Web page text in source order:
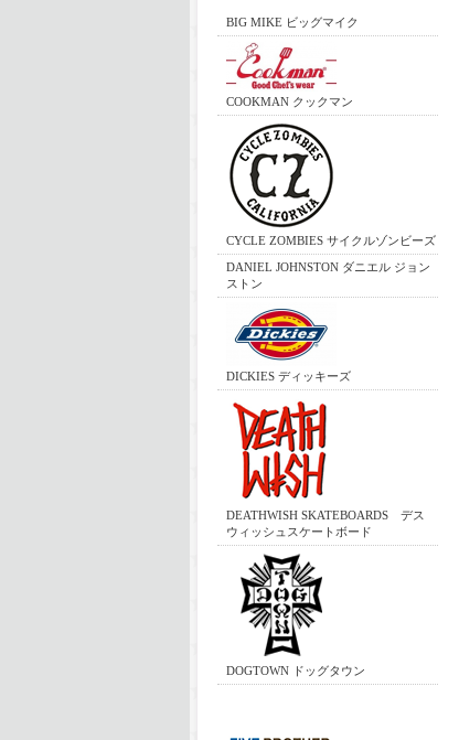
BIG MIKE ビッグマイク
COOKMAN クックマン
CYCLE ZOMBIES サイクルゾンビーズ
DANIEL JOHNSTON ダニエル ジョン
ストン
DICKIES ディッキーズ
DEATHWISH SKATEBOARDS デス
ウィッシュスケートボード
DOGTOWN ドッグタウン